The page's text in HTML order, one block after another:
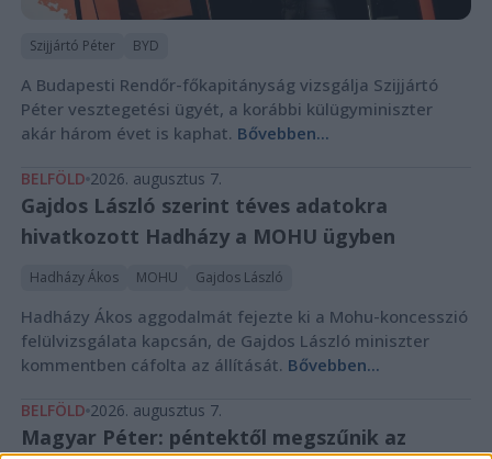
Szijjártó Péter BYD
A Budapesti Rendőr-főkapitányság vizsgálja Szijjártó
Péter vesztegetési ügyét, a korábbi külügyminiszter
akár három évet is kaphat. Bővebben...
BELFÖLD 2026. augusztus 7.
Gajdos László szerint téves adatokra
hivatkozott Hadházy a MOHU ügyben
Hadházy Ákos MOHU Gajdos László
Hadházy Ákos aggodalmát fejezte ki a Mohu-koncesszió
felülvizsgálata kapcsán, de Gajdos László miniszter
kommentben cáfolta az állítását. Bővebben...
BELFÖLD 2026. augusztus 7.
Magyar Péter: péntektől megszűnik az